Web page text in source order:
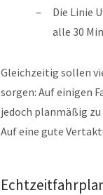
Die Linie
alle 30
Gleichzeitig sollen
sorgen: Auf einigen
jedoch planmäßig
Auf eine gute